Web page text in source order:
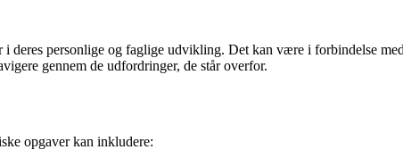
i deres personlige og faglige udvikling. Det kan være i forbindelse
gennem de udfordringer, de står overfor.
opgaver kan inkludere: